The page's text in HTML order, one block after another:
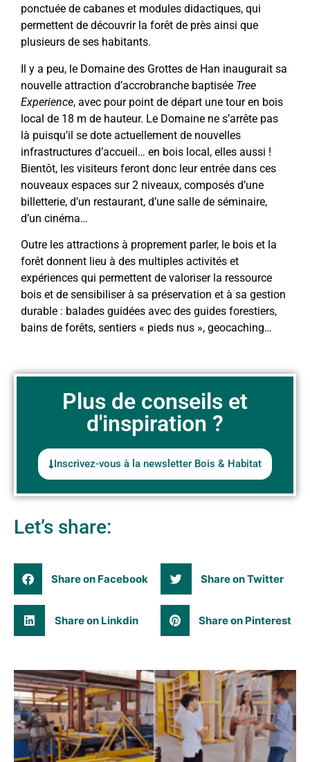
ponctuée de cabanes et modules didactiques, qui
permettent de découvrir la forêt de près ainsi que
plusieurs de ses habitants.
Il y a peu, le Domaine des Grottes de Han inaugurait sa
nouvelle attraction d’accrobranche baptisée Tree
Experience, avec pour point de départ une tour en bois
local de 18 m de hauteur. Le Domaine ne s’arrête pas
là puisqu’il se dote actuellement de nouvelles
infrastructures d’accueil… en bois local, elles aussi !
Bientôt, les visiteurs feront donc leur entrée dans ces
nouveaux espaces sur 2 niveaux, composés d’une
billetterie, d’un restaurant, d’une salle de séminaire,
d’un cinéma…
Outre les attractions à proprement parler, le bois et la
forêt donnent lieu à des multiples activités et
expériences qui permettent de valoriser la ressource
bois et de sensibiliser à sa préservation et à sa gestion
durable : balades guidées avec des guides forestiers,
bains de forêts, sentiers « pieds nus », geocaching…
Plus de conseils et
d'inspiration ?
Inscrivez-vous à la newsletter Bois & Habitat
Let’s share:
Share on Facebook Share on Twitter
Share on Linkdin Share on Pinterest